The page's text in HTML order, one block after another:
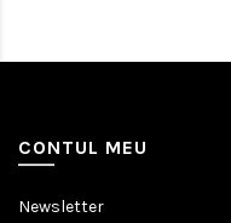
CONTUL MEU
Newsletter